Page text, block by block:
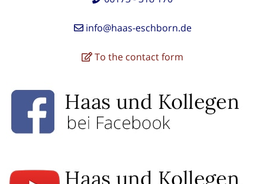
info@haas-eschborn.de
To the contact form